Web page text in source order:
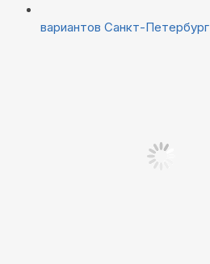
вариантов Санкт-Петербург